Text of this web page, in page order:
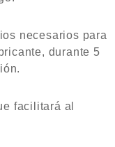
necesarios para
durante 5
facilitará al